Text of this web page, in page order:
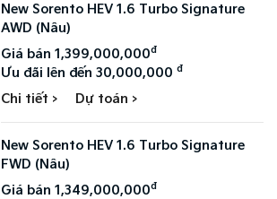
New Sorento HEV 1.6 Turbo Signature
AWD (Nâu)
Giá bán 1,399,000,000đ
Ưu đãi lên đến 30,000,000đ
Chi tiết > Dự toán >
New Sorento HEV 1.6 Turbo Signature
FWD (Nâu)
Giá bán 1,349,000,000đ